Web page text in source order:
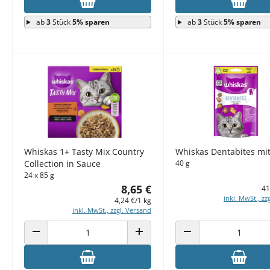
ab3Stück5% sparen ab3Stück5% sparen
Whiskas 1+ Tasty Mix Country
Collection in Sauce
24 x 85 g
8,65 €
4,24 €/1 kg
inkl. MwSt., zzgl. Versand
ANZAHL VERRINGERN ANZAHL ERHÖHEN
Whiskas Dentabites
40 g
inkl. MwSt.,
ANZAHL VERRINGERN